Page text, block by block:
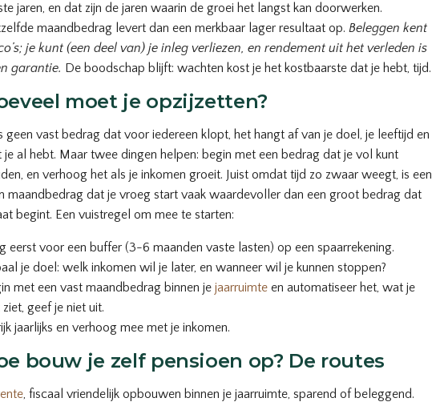
jaren, en dat zijn de jaren waarin de groei het langst kan doorwerken.
maandbedrag levert dan een merkbaar lager resultaat op. Beleggen kent
je kunt (een deel van) je inleg verliezen, en rendement uit het verleden is
garantie. De boodschap blijft: wachten kost je het kostbaarste dat je hebt, tijd.
moet je opzijzetten?
geen vast bedrag dat voor iedereen klopt, het hangt af van je doel, je leeftijd en
je al hebt. Maar twee dingen helpen: begin met een bedrag dat je vol kunt
en verhoog het als je inkomen groeit. Juist omdat tijd zo zwaar weegt, is een
maandbedrag dat je vroeg start vaak waardevoller dan een groot bedrag dat
begint. Een vuistregel om mee te starten:
eerst voor een buffer (3-6 maanden vaste lasten) op een spaarrekening.
je doel: welk inkomen wil je later, en wanneer wil je kunnen stoppen?
met een vast maandbedrag binnen je jaarruimte en automatiseer het, wat je
ziet, geef je niet uit.
jaarlijks en verhoog mee met je inkomen.
bouw je zelf pensioen op? De routes
, fiscaal vriendelijk opbouwen binnen je jaarruimte, sparend of beleggend.